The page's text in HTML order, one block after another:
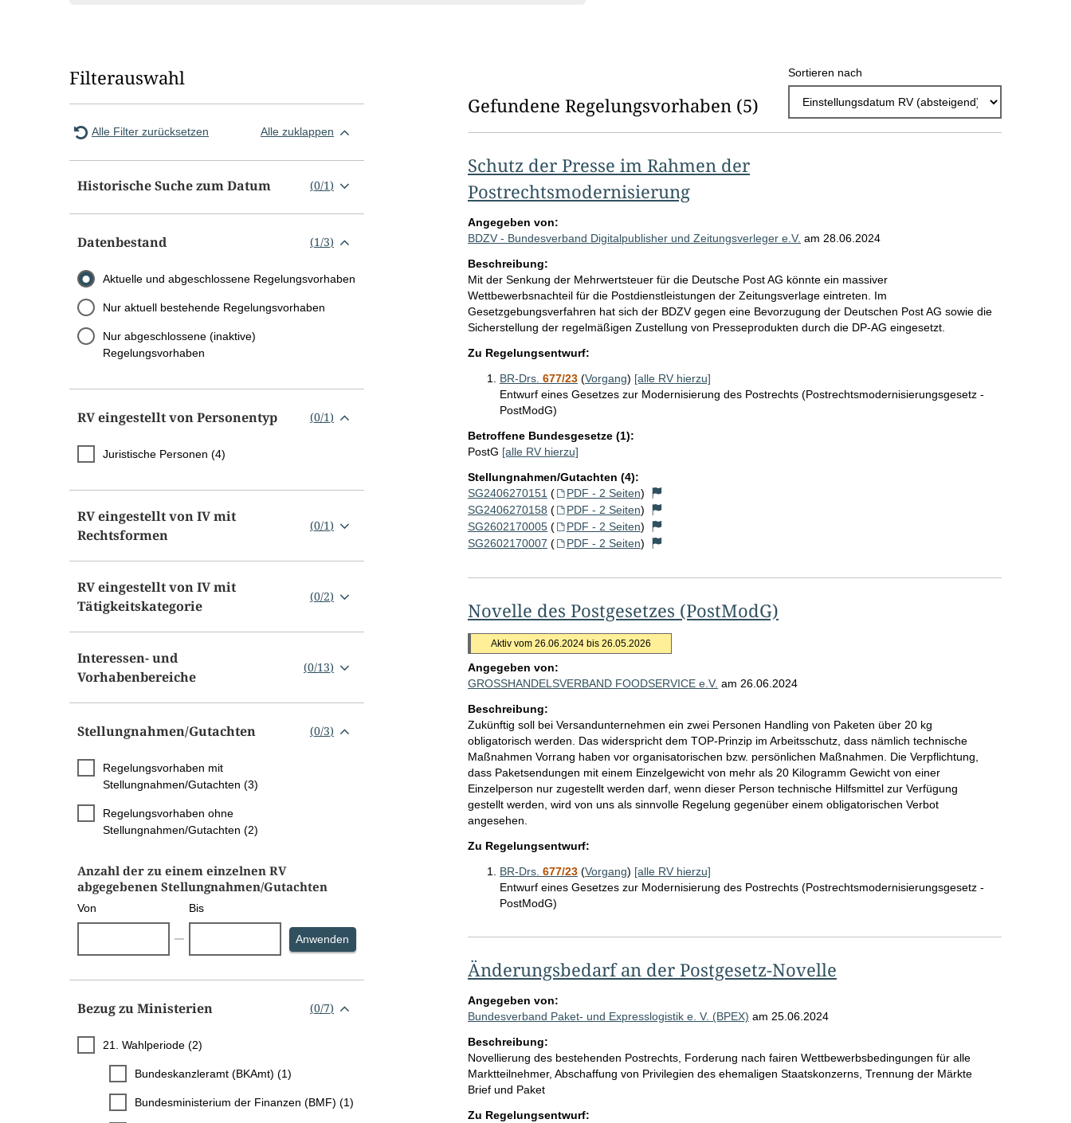
e
s
e
p
S
Filterauswahl
Alle Filter zurücksetzen Alle zuklappen
Historische Suche zum Datum (0/1)
Datenbestand (1/3)
Aktuelle und abgeschlossene Regelungsvorhaben
Nur aktuell bestehende Regelungsvorhaben
Nur abgeschlossene (inaktive)
Regelungsvorhaben
RV eingestellt von Personentyp (0/1)
Juristische Personen (4)
RV eingestellt von IV mit
Rechtsformen
(0/1)
RV eingestellt von IV mit
Tätigkeitskategorie
(0/2)
Interessen- und
Vorhabenbereiche
(0/13)
Stellungnahmen/​Gutachten (0/3)
Regelungsvorhaben mit
Stellungnahmen/Gutachten (3)
Regelungsvorhaben ohne
Stellungnahmen/Gutachten (2)
Anzahl der zu einem einzelnen RV
abgegebenen Stellungnahmen/Gutachten
Von Bis
Anwenden Selektion Anzahl der zu einem einzelnen RV abgegebenen Stellungnahmen/Gutachten
Bezug zu Ministerien (0/7)
21. Wahlperiode (2)
Bundeskanzleramt (BKAmt) (1)
Bundesministerium der Finanzen (BMF) (1)
Gefundene Regelungsvorhaben (5)
Sortieren nach
Schutz der Presse im Rahmen der
Postrechtsmodernisierung
Angegeben von:
BDZV - Bundesverband Digitalpublisher und Zeitungsverleger e.V. am 28.06.2024
Beschreibung:
Mit der Senkung der Mehrwertsteuer für die Deutsche Post AG könnte ein massiver
Wettbewerbsnachteil für die Postdienstleistungen der Zeitungsverlage eintreten. Im
Gesetzgebungsverfahren hat sich der BDZV gegen eine Bevorzugung der Deutschen Post AG sowie die
Sicherstellung der regelmäßigen Zustellung von Presseprodukten durch die DP-AG eingesetzt.
Zu Regelungsentwurf:
BR-Drs. 677/23(Vorgang) [alle RV hierzu]
Entwurf eines Gesetzes zur Modernisierung des Postrechts (Postrechtsmodernisierungsgesetz -
PostModG)
Betroffene Bundesgesetze (1):
PostG [alle RV hierzu]
Stellungnahmen/Gutachten (4):
SG2406270151 ( PDF - 2 Seiten)
SG2406270158 ( PDF - 2 Seiten)
SG2602170005( PDF - 2 Seiten)
SG2602170007 ( PDF - 2 Seiten)
Novelle des Postgesetzes (PostModG)
Aktiv vom 26.06.2024 bis 26.05.2026
Angegeben von:
GROSSHANDELSVERBAND FOODSERVICE e.V. am 26.06.2024
Beschreibung:
Zukünftig soll bei Versandunternehmen ein zwei Personen Handling von Paketen über 20 kg
obligatorisch werden. Das widerspricht dem TOP-Prinzip im Arbeitsschutz, dass nämlich technische
Maßnahmen Vorrang haben vor organisatorischen bzw. persönlichen Maßnahmen. Die Verpflichtung,
dass Paketsendungen mit einem Einzelgewicht von mehr als 20 Kilogramm Gewicht von einer
Einzelperson nur zugestellt werden darf, wenn dieser Person technische Hilfsmittel zur Verfügung
gestellt werden, wird von uns als sinnvolle Regelung gegenüber einem obligatorischen Verbot
angesehen.
Zu Regelungsentwurf:
BR-Drs. 677/23(Vorgang) [alle RV hierzu]
Entwurf eines Gesetzes zur Modernisierung des Postrechts (Postrechtsmodernisierungsgesetz -
PostModG)
Änderungsbedarf an der Postgesetz-Novelle
Angegeben von:
Bundesverband Paket- und Expresslogistik e. V. (BPEX) am 25.06.2024
Beschreibung:
Novellierung des bestehenden Postrechts, Forderung nach fairen Wettbewerbsbedingungen für alle
Marktteilnehmer, Abschaffung von Privilegien des ehemaligen Staatskonzerns, Trennung der Märkte
Brief und Paket
Zu Regelungsentwurf: